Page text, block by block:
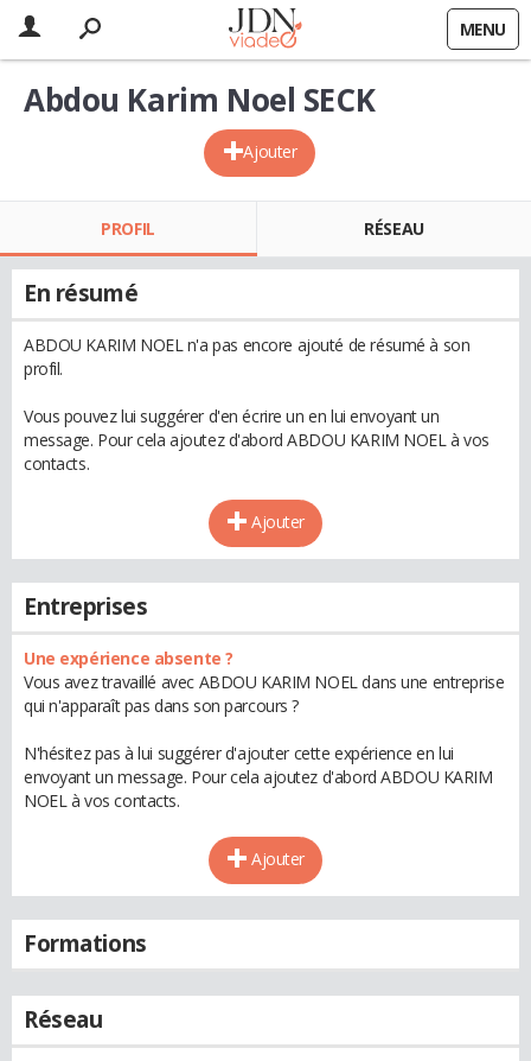
MENU
Ajouter
Abdou Karim Noel SECK
PROFIL RÉSEAU
En résumé
ABDOU KARIM NOEL n'a pas encore ajouté de résumé à son
profil.
Vous pouvez lui suggérer d'en écrire un en lui envoyant un
message. Pour cela ajoutez d'abord ABDOU KARIM NOEL à vos
contacts.
Ajouter
Entreprises
Une expérience absente ?
Vous avez travaillé avec ABDOU KARIM NOEL dans une entreprise
qui n'apparaît pas dans son parcours ?
N'hésitez pas à lui suggérer d'ajouter cette expérience en lui
envoyant un message. Pour cela ajoutez d'abord ABDOU KARIM
NOEL à vos contacts.
Ajouter
Formations
Réseau